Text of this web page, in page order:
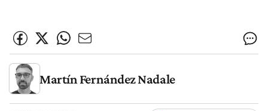
Martín Fernández Nadale